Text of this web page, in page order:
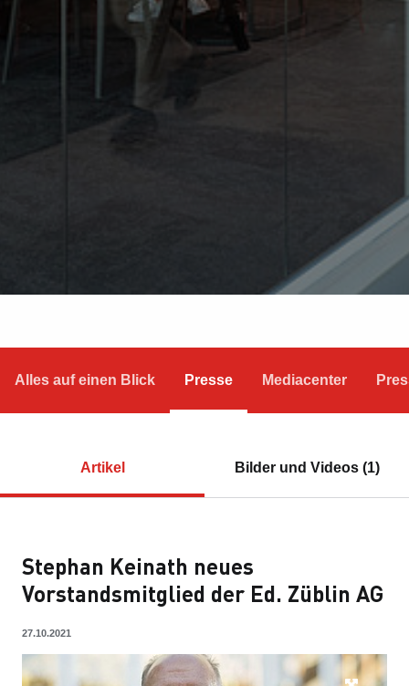
Alles auf einen Blick Presse Mediacenter
Artikel Bilder und Videos (1)
Stephan Keinath neues
Vorstandsmitglied der Ed. Züblin AG
27.10.2021